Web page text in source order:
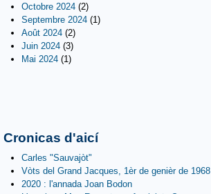
Octobre 2024 (2)
Septembre 2024 (1)
Août 2024 (2)
Juin 2024 (3)
Mai 2024 (1)
Cronicas d'aicí
Carles "Sauvajòt"
Vòts del Grand Jacques, 1èr de genièr de 1968
2020 : l'annada Joan Bodon